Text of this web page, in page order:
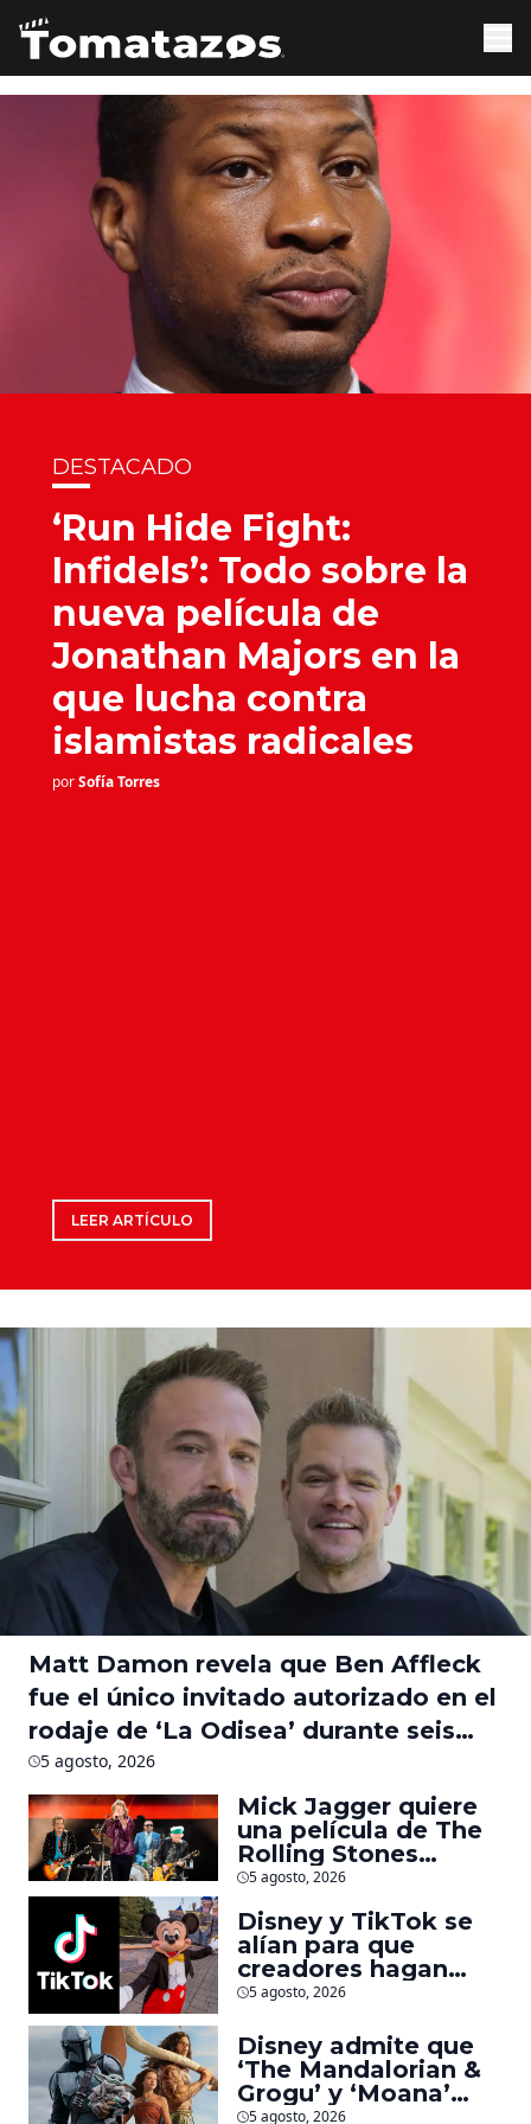
DESTACADO
‘Run Hide Fight:
Infidels’: Todo sobre la
nueva película de
Jonathan Majors en la
que lucha contra
islamistas radicales
porSofía Torres
LEER ARTÍCULO
Matt Damon revela que Ben Affleck
fue el único invitado autorizado en el
rodaje de ‘La Odisea’ durante seis
meses
5 agosto, 2026
Mick Jagger quiere
una película de The
Rolling Stones
inspirado por los
Beatles
5 agosto, 2026
Disney y TikTok se
alían para que
creadores hagan
videos con
Marvel, Pixar y ‘Star
Wars’
5 agosto, 2026
Disney admite que
‘The Mandalorian &
Grogu’ y ‘Moana’
fueron decepciones
5 agosto, 2026